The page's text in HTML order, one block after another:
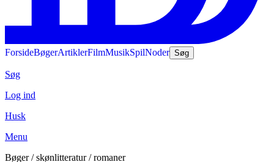
ForsideBøgerArtiklerFilmMusikSpilNoder Søg
Søg
Log ind
Husk
Menu
Bøger / skønlitteratur / romaner